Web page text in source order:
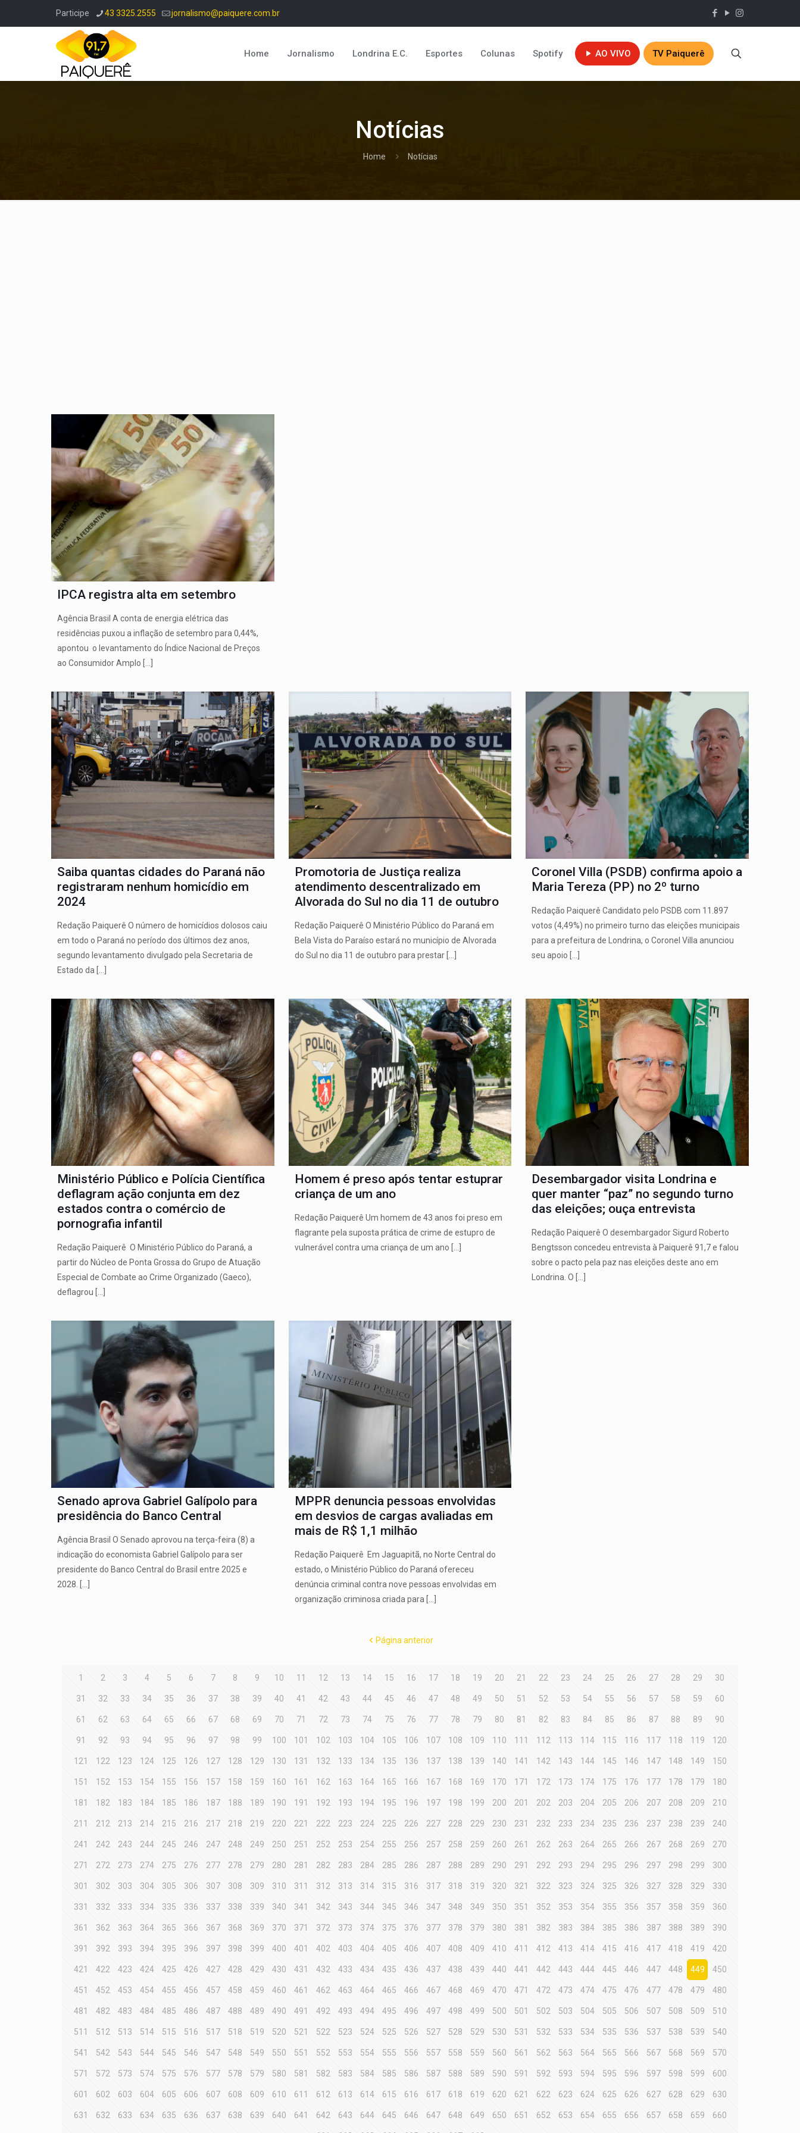
Participe 43 3325.2555 jornalismo@paiquere.com.br
Home Jornalismo Londrina E.C. Esportes Colunas Spotify AO VIVO TV Paiquerê
Notícias
Home Notícias
IPCA registra alta em setembro
Agência Brasil A conta de energia elétrica das
residências puxou a inflação de setembro para 0,44%,
apontou o levantamento do Índice Nacional de Preços
ao Consumidor Amplo
Saiba quantas cidades do Paraná não
registraram nenhum homicídio em
2024
Redação Paiquerê O número de homicídios dolosos caiu
em todo o Paraná no período dos últimos dez anos,
segundo levantamento divulgado pela Secretaria de
Estado da
Promotoria de Justiça realiza
atendimento descentralizado em
Alvorada do Sul no dia 11 de outubro
Redação Paiquerê O Ministério Público do Paraná em
Bela Vista do Paraíso estará no município de Alvorada
do Sul no dia 11 de outubro para prestar[…]
Coronel Villa (PSDB) confirma apoio a
Maria Tereza (PP) no 2º turno
Redação Paiquerê Candidato pelo PSDB com 11.897
votos (4,49%) no primeiro turno das eleições municipais
para a prefeitura de Londrina, o Coronel Villa anunciou
seu apoio
Ministério Público e Polícia Científica
deflagram ação conjunta em dez
estados contra o comércio de
pornografia infantil
Redação Paiquerê O Ministério Público do Paraná, a
partir do Núcleo de Ponta Grossa do Grupo de Atuação
Especial de Combate ao Crime Organizado (Gaeco),
deflagrou
Homem é preso após tentar estuprar
criança de um ano
Redação Paiquerê Um homem de 43 anos foi preso em
flagrante pela suposta prática de crime de estupro de
vulnerável contra uma criança de um ano
Desembargador visita Londrina e
quer manter “paz” no segundo turno
das eleições; ouça entrevista
Redação Paiquerê O desembargador Sigurd Roberto
Bengtsson concedeu entrevista à Paiquerê 91,7 e falou
sobre o pacto pela paz nas eleições deste ano em
Londrina. O
Senado aprova Gabriel Galípolo para
presidência do Banco Central
Agência Brasil O Senado aprovou na terça-feira (8) a
indicação do economista Gabriel Galípolo para ser
presidente do Banco Central do Brasil entre 2025 e
2028.
MPPR denuncia pessoas envolvidas
em desvios de cargas avaliadas em
mais de R$ 1,1 milhão
Redação Paiquerê Em Jaguapitã, no Norte Central do
estado, o Ministério Público do Paraná ofereceu
denúncia criminal contra nove pessoas envolvidas em
organização criminosa criada para
Página anterior
1 2 3 4 5 6 7 8 9 10 11 12 13 14 15 16 17 18 19 20 21 22 23 24 25 26 27 28 29 30
31 32 33 34 35 36 37 38 39 40 41 42 43 44 45 46 47 48 49 50 51 52 53 54 55 56 57 58 59 60
61 62 63 64 65 66 67 68 69 70 71 72 73 74 75 76 77 78 79 80 81 82 83 84 85 86 87 88 89 90
91 92 93 94 95 96 97 98 99 100 101 102 103 104 105 106 107 108 109 110 111 112 113 114 115 116 117 118 119 120
121 122 123 124 125 126 127 128 129 130 131 132 133 134 135 136 137 138 139 140 141 142 143 144 145 146 147 148 149 150
151 152 153 154 155 156 157 158 159 160 161 162 163 164 165 166 167 168 169 170 171 172 173 174 175 176 177 178 179 180
181 182 183 184 185 186 187 188 189 190 191 192 193 194 195 196 197 198 199 200 201 202 203 204 205 206 207 208 209 210
211 212 213 214 215 216 217 218 219 220 221 222 223 224 225 226 227 228 229 230 231 232 233 234 235 236 237 238 239 240
241 242 243 244 245 246 247 248 249 250 251 252 253 254 255 256 257 258 259 260 261 262 263 264 265 266 267 268 269 270
271 272 273 274 275 276 277 278 279 280 281 282 283 284 285 286 287 288 289 290 291 292 293 294 295 296 297 298 299 300
301 302 303 304 305 306 307 308 309 310 311 312 313 314 315 316 317 318 319 320 321 322 323 324 325 326 327 328 329 330
331 332 333 334 335 336 337 338 339 340 341 342 343 344 345 346 347 348 349 350 351 352 353 354 355 356 357 358 359 360
361 362 363 364 365 366 367 368 369 370 371 372 373 374 375 376 377 378 379 380 381 382 383 384 385 386 387 388 389 390
391 392 393 394 395 396 397 398 399 400 401 402 403 404 405 406 407 408 409 410 411 412 413 414 415 416 417 418 419 420
421 422 423 424 425 426 427 428 429 430 431 432 433 434 435 436 437 438 439 440 441 442 443 444 445 446 447 448 449 450
451 452 453 454 455 456 457 458 459 460 461 462 463 464 465 466 467 468 469 470 471 472 473 474 475 476 477 478 479 480
481 482 483 484 485 486 487 488 489 490 491 492 493 494 495 496 497 498 499 500 501 502 503 504 505 506 507 508 509 510
511 512 513 514 515 516 517 518 519 520 521 522 523 524 525 526 527 528 529 530 531 532 533 534 535 536 537 538 539 540
541 542 543 544 545 546 547 548 549 550 551 552 553 554 555 556 557 558 559 560 561 562 563 564 565 566 567 568 569 570
571 572 573 574 575 576 577 578 579 580 581 582 583 584 585 586 587 588 589 590 591 592 593 594 595 596 597 598 599 600
601 602 603 604 605 606 607 608 609 610 611 612 613 614 615 616 617 618 619 620 621 622 623 624 625 626 627 628 629 630
631 632 633 634 635 636 637 638 639 640 641 642 643 644 645 646 647 648 649 650 651 652 653 654 655 656 657 658 659 660